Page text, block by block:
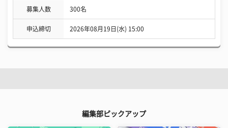
募集人数 300名
申込締切 2026年08月19日(水) 15:00
編集部ピックアップ